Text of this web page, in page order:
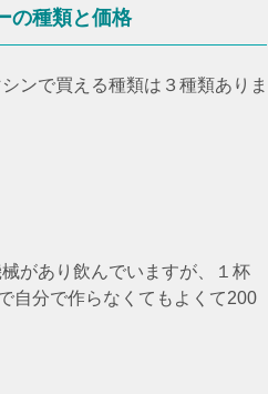
の種類と価格
ンで買える種類は３種類ありま
があり飲んでいますが、１杯
自分で作らなくてもよくて200